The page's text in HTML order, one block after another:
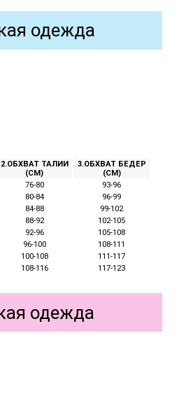
одежда
2.ОБХВАТ ТАЛИИ
(СМ)
3.ОБХВАТ БЕДЕР
(СМ)
76-80
93-96
80-84
96-99
84-88
99-102
88-92
102-105
92-96
105-108
96-100
108-111
100-108
111-117
108-116 117-123
одежда